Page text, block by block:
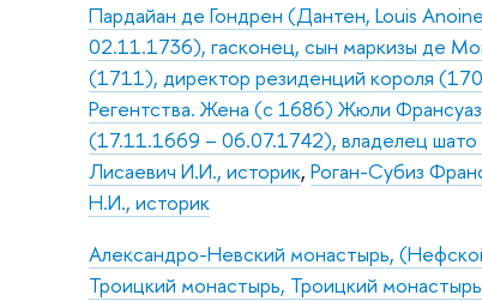
Пардайан де Гондрен (Дантен, Louis
02.11.1736), гасконец, сын маркизы де
(1711), директор резиденций короля
Регентства. Жена (с 1686) Жюли
(17.11.1669 – 06.07.1742), владелец
Лисаевич И.И., историк,Роган-Субиз
Н.И., историк
Александро-Невский монастырь,
Троицкий монастырь, Троицкий